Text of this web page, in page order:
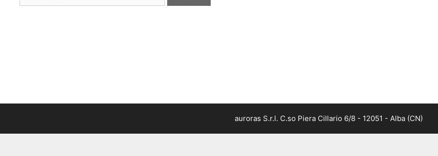
auroras S.r.l. C.so Piera Cillario 6/8 - 12051 - Alba (CN)